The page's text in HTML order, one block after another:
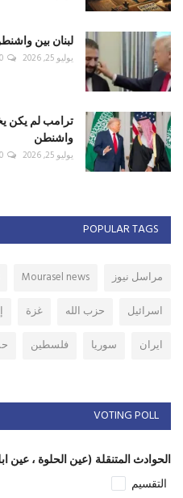
لبنان بين
يوليو 25, 2026 0
ترامب لم يكن
واشنطن
يوليو 25, 2026 0
POPULAR TAGS
مراسل نيوز Mourasel news
اسرائيل
حزب الله غزة
ايران
سوريا فلسطين
VOTING POLL
الحوادث المتنقلة (عين الحلوة ، عين
التقسيم